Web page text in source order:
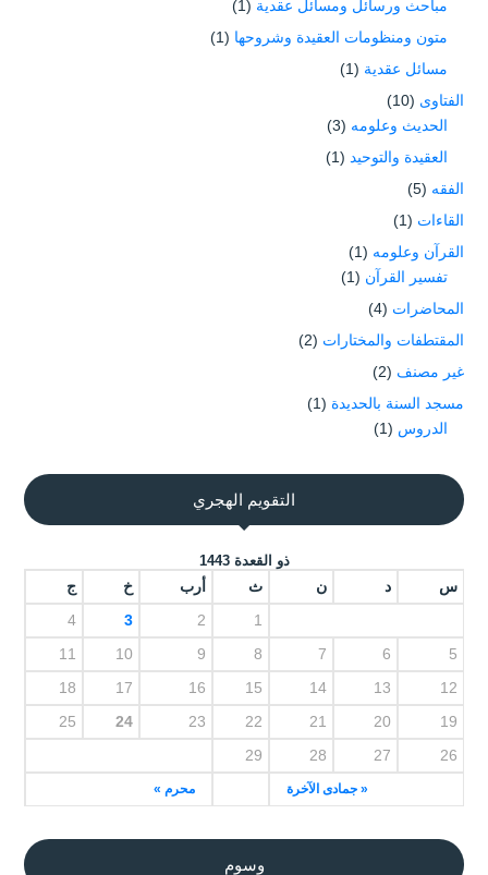
مباحث ورسائل ومسائل عقدية (1)
متون ومنظومات العقيدة وشروحها (1)
مسائل عقدية (1)
الفتاوى (10)
الحديث وعلومه (3)
العقيدة والتوحيد (1)
الفقه (5)
القاءات (1)
القرآن وعلومه (1)
تفسير القرآن (1)
المحاضرات (4)
المقتطفات والمختارات (2)
غير مصنف (2)
مسجد السنة بالحديدة (1)
الدروس (1)
التقويم الهجري
ذو القعدة 1443
س د ن ث أرب خ ج
« جمادى الآخرة محرم »
1
2
3
4
5
6
7
8
9
10
11
12
13
14
15
16
17
18
19
20
21
22
23
24
25
26
27
28
29
وسوم